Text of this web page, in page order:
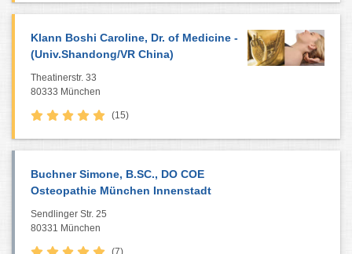
Klann Boshi Caroline, Dr. of Medicine -
(Univ.Shandong/VR China)
Theatinerstr. 33
80333 München
(15)
Buchner Simone, B.SC., DO COE
Osteopathie München Innenstadt
Sendlinger Str. 25
80331 München